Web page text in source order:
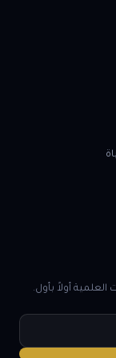
أولاً بأول.